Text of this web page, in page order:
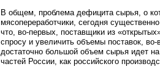
В общем, проблема дефицита сырья, о
мясопереработчики, сегодня
что, во-первых, поставщики из
спросу и увеличить объемы поставок,
достаточно большой объем сырья идет
частей России, как российского